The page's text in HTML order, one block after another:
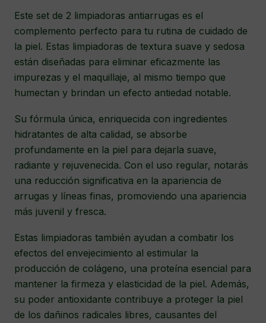
Este set de 2 limpiadoras antiarrugas es el
complemento perfecto para tu rutina de cuidado de
la piel. Estas limpiadoras de textura suave y sedosa
están diseñadas para eliminar eficazmente las
impurezas y el maquillaje, al mismo tiempo que
humectan y brindan un efecto antiedad notable.
Su fórmula única, enriquecida con ingredientes
hidratantes de alta calidad, se absorbe
profundamente en la piel para dejarla suave,
radiante y rejuvenecida. Con el uso regular, notarás
una reducción significativa en la apariencia de
arrugas y líneas finas, promoviendo una apariencia
más juvenil y fresca.
Estas limpiadoras también ayudan a combatir los
efectos del envejecimiento al estimular la
producción de colágeno, una proteína esencial para
mantener la firmeza y elasticidad de la piel. Además,
su poder antioxidante contribuye a proteger la piel
de los dañinos radicales libres, causantes del